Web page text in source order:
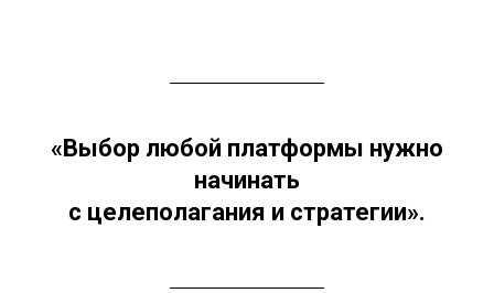
«Выбор любой платформы нужно
начинать
с целеполагания и стратегии».